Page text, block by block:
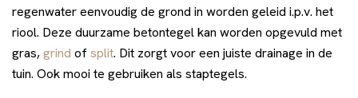
regenwater eenvoudig de grond in worden geleid i.p.v. het
riool. Deze duurzame betontegel kan worden opgevuld met
gras,grind ofsplit. Dit zorgt voor een juiste drainage in de
tuin. Ook mooi te gebruiken als staptegels.